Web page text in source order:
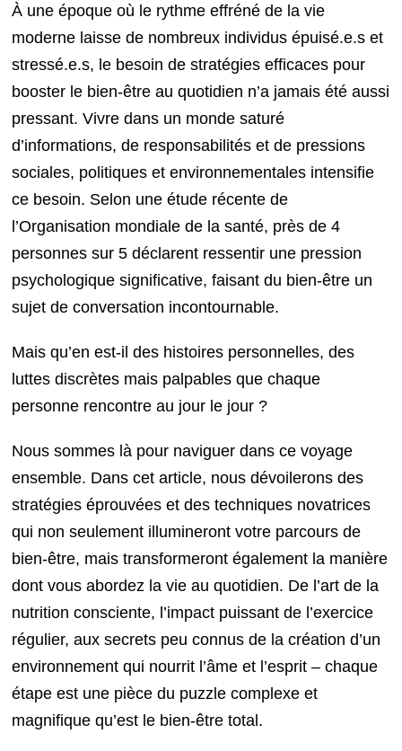
À une époque où le rythme effréné de la vie
moderne laisse de nombreux individus épuisé.e.s et
stressé.e.s, le besoin de stratégies efficaces pour
booster le bien-être au quotidien n’a jamais été aussi
pressant. Vivre dans un monde saturé
d’informations, de responsabilités et de pressions
sociales, politiques et environnementales intensifie
ce besoin. Selon une étude récente de
l’Organisation mondiale de la santé, près de 4
personnes sur 5 déclarent ressentir une pression
psychologique significative, faisant du bien-être un
sujet de conversation incontournable.
Mais qu’en est-il des histoires personnelles, des
luttes discrètes mais palpables que chaque
personne rencontre au jour le jour ?
Nous sommes là pour naviguer dans ce voyage
ensemble. Dans cet article, nous dévoilerons des
stratégies éprouvées et des techniques novatrices
qui non seulement illumineront votre parcours de
bien-être, mais transformeront également la manière
dont vous abordez la vie au quotidien. De l’art de la
nutrition consciente, l’impact puissant de l’exercice
régulier, aux secrets peu connus de la création d’un
environnement qui nourrit l’âme et l’esprit – chaque
étape est une pièce du puzzle complexe et
magnifique qu’est le bien-être total.